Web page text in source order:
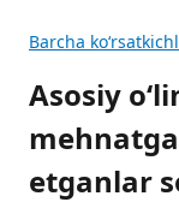
Barcha
Asosiy
etganlar